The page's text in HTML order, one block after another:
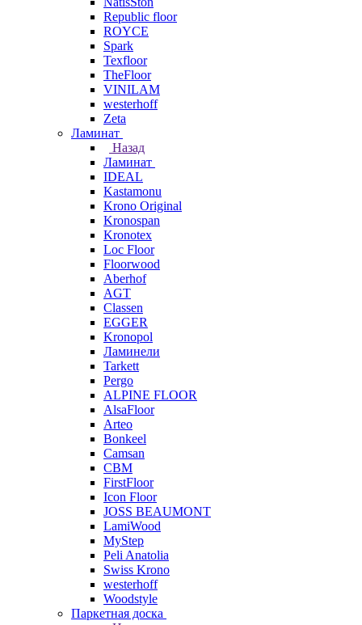
Republic floor
ROYCE
Spark
Texfloor
TheFloor
VINILAM
westerhoff
Zeta
Ламинат
Назад
Ламинат
IDEAL
Kastamonu
Krono Original
Kronospan
Kronotex
Loc Floor
Floorwood
Aberhof
AGT
Classen
EGGER
Kronopol
Ламинели
Tarkett
Pergo
ALPINE FLOOR
AlsaFloor
Arteo
Bonkeel
Camsan
CBM
FirstFloor
Icon Floor
JOSS BEAUMONT
LamiWood
MyStep
Peli Anatolia
Swiss Krono
westerhoff
Woodstyle
Паркетная доска